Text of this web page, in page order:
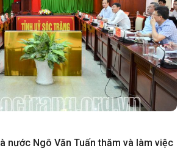
nước Ngô Văn Tuấn thăm và làm việc